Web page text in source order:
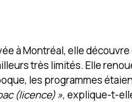
à Montréal, elle
très limités. Elle
les programmes
(licence) », explique-t-